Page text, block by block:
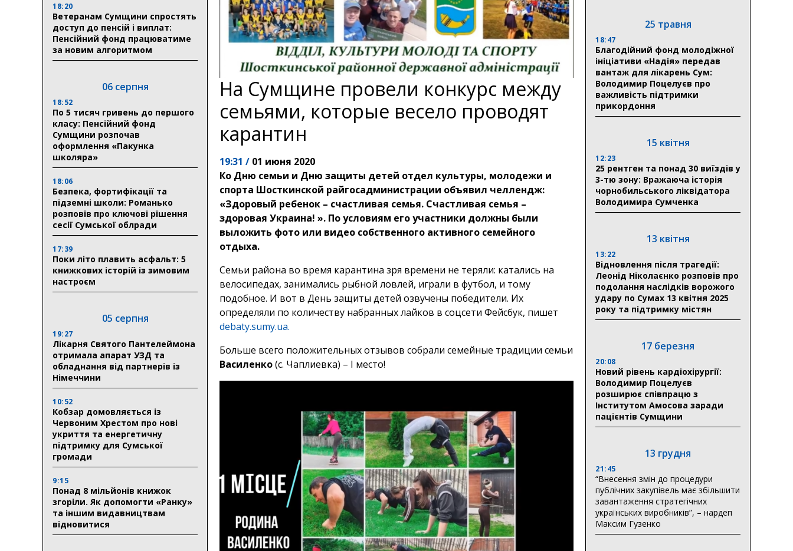
18:20
Ветеранам Сумщини спростять
доступ до пенсій і виплат:
Пенсійний фонд працюватиме
за новим алгоритмом
06 серпня
18:52
По 5 тисяч гривень до першого
класу: Пенсійний фонд
Сумщини розпочав
оформлення «Пакунка
школяра»
18:06
Безпека, фортифікації та
підземні школи: Романько
розповів про ключові рішення
сесії Сумської облради
17:39
Поки літо плавить асфальт: 5
книжкових історій із зимовим
настроєм
05 серпня
19:27
Лікарня Святого Пантелеймона
отримала апарат УЗД та
обладнання від партнерів із
Німеччини
10:52
Кобзар домовляється із
Червоним Хрестом про нові
укриття та енергетичну
підтримку для Сумської
громади
9:15
Понад 8 мільйонів книжок
згоріли. Як допомогти «Ранку»
та іншим видавництвам
відновитися
На Сумщине провели конкурс между
семьями, которые весело проводят
карантин
19:31 / 01 июня 2020
Ко Дню семьи и Дню защиты детей отдел культуры, молодежи и
спорта Шосткинской райгосадминистрации объявил челлендж:
«Здоровый ребенок – счастливая семья. Счастливая семья –
здоровая Украина! ». По условиям его участники должны были
выложить фото или видео собственного активного семейного
отдыха.
Семьи района во время карантина зря времени не теряли: катались на
велосипедах, занимались рыбной ловлей, играли в футбол, и тому
подобное. И вот в День защиты детей озвучены победители. Их
определяли по количеству набранных лайков в соцсети Фейсбук, пишет
debaty.sumy.ua.
Больше всего положительных отзывов собрали семейные традиции семьи
Василенко(с. Чаплиевка) – I место!
25 травня
18:47
Благодійний фонд молодіжної
ініціативи «Надія» передав
вантаж для лікарень Сум:
Володимир Поцелуєв про
важливість підтримки
прикордоння
15 квітня
12:23
25 рентген та понад 30 виїздів у
3-тю зону: Вражаюча історія
чорнобильського ліквідатора
Володимира Сумченка
13 квітня
13:22
Відновлення після трагедії:
Леонід Ніколаєнко розповів про
подолання наслідків ворожого
удару по Сумах 13 квітня 2025
року та підтримку містян
17 березня
20:08
Новий рівень кардіохірургії:
Володимир Поцелуєв
розширює співпрацю з
Інститутом Амосова заради
пацієнтів Сумщини
13 грудня
21:45
“Внесення змін до процедури
публічних закупівель має збільшити
завантаження стратегічних
українських виробників”, – нардеп
Максим Гузенко